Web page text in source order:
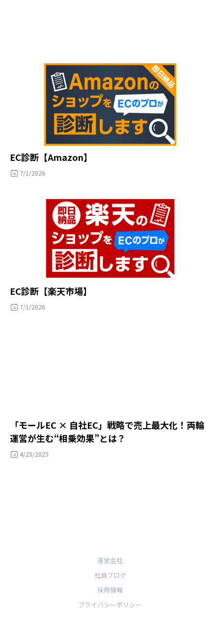
EC診断【Amazon】
7/1/2026
EC診断【楽天市場】
7/1/2026
「モールEC × 自社EC」戦略で売上最大化！両輪
運営が生む“相乗効果”とは？
4/25/2025
運営会社
社員ブログ
採用情報
プライバシーポリシー